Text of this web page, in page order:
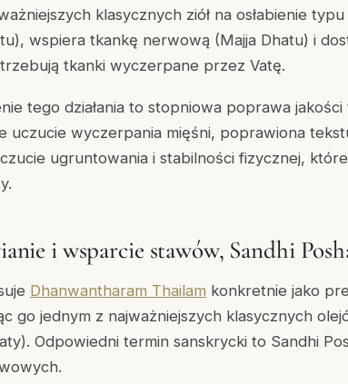
klasycznych ziół na osłabienie
wspiera tkankę nerwową (Majja Dhatu) i
tkanki wyczerpane przez Vatę.
tego działania to stopniowa poprawa
uczucie wyczerpania mięśni, poprawiona
ugruntowania i stabilności fizycznej,
i wsparcie stawów, Sandhi
Dhanwantharam Thailam konkretnie jako
go jednym z najważniejszych klasycznych
Odpowiedni termin sanskrycki to Sandhi